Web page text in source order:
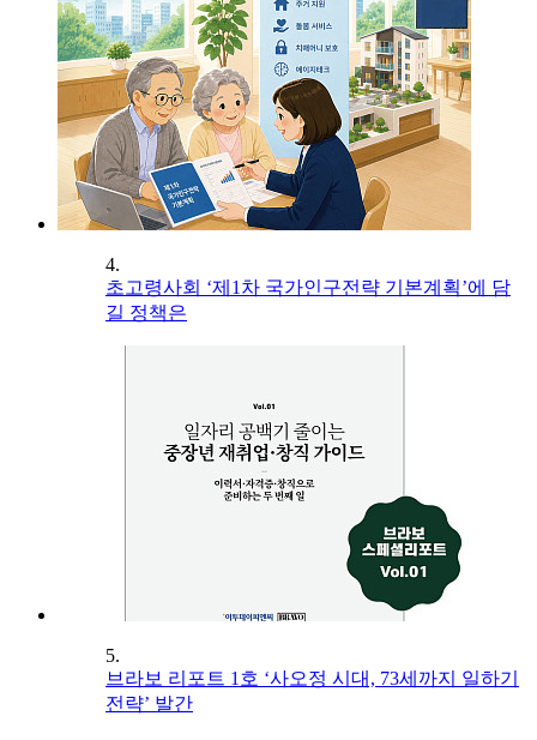
4.
초고령사회 ‘제1차 국가인구전략 기본계획’에 담
길 정책은
5.
브라보 리포트 1호 ‘사오정 시대, 73세까지 일하기
전략’ 발간